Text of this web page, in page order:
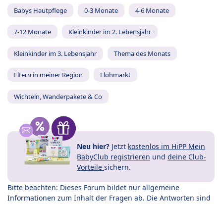
Babys Hautpflege 0-3 Monate 4-6 Monate
7-12 Monate Kleinkinder im 2. Lebensjahr
Kleinkinder im 3. Lebensjahr Thema des Monats
Eltern in meiner Region Flohmarkt
Wichteln, Wanderpakete & Co
Neu hier? Jetzt kostenlos im HiPP Mein
BabyClub registrieren und deine Club-
Vorteile sichern.
Bitte beachten: Dieses Forum bildet nur allgemeine
Informationen zum Inhalt der Fragen ab. Die Antworten sind